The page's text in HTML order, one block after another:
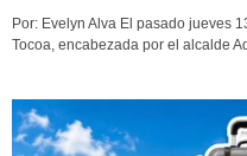
Por: Evelyn Alva El pasado jueves
Tocoa, encabezada por el alcalde